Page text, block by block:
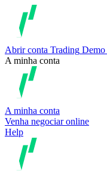
Abrir conta Trading Demo
A minha conta
A minha conta
Venha negociar online
Help